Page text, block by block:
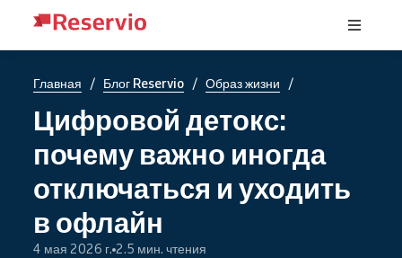
Главная / Блог Reservio / Образ жизни /
Цифровой детокс:
почему важно иногда
отключаться и уходить
в офлайн
4 мая 2026 г. 2.5 мин. чтения